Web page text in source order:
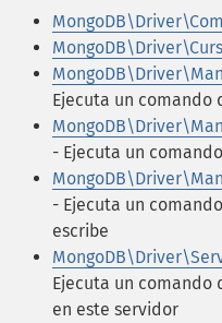
Ejecuta un comando
- Ejecuta un
- Ejecuta un
escribe
Ejecuta un comando
en este servidor